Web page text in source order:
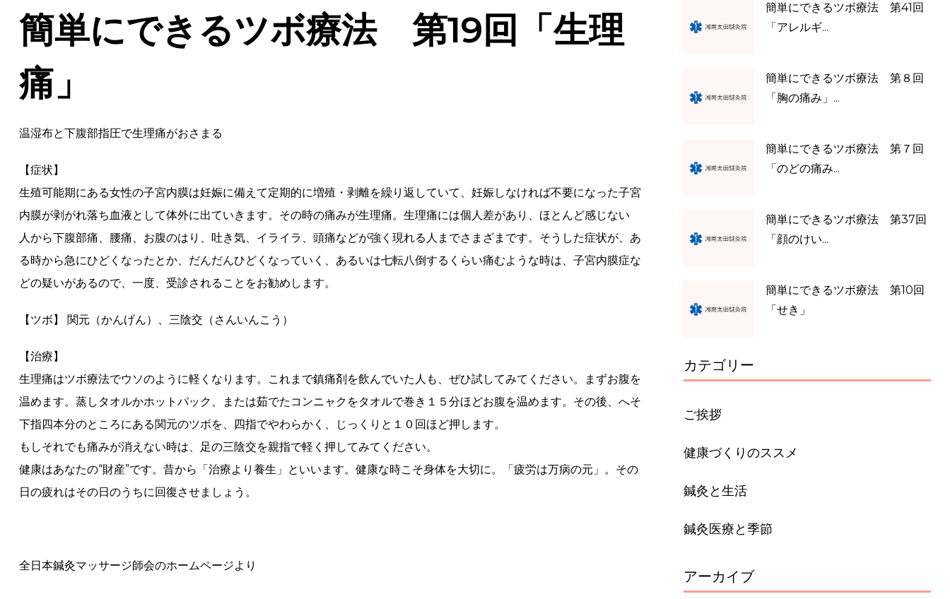
簡単にできるツボ療法 第19回「生理
痛」
温湿布と下腹部指圧で生理痛がおさまる
【症状】
生殖可能期にある女性の子宮内膜は妊娠に備えて定期的に増殖・剥離を繰り返していて、妊娠しなければ不要になった子宮
内膜が剥がれ落ち血液として体外に出ていきます。その時の痛みが生理痛。生理痛には個人差があり、ほとんど感じない
人から下腹部痛、腰痛、お腹のはり、吐き気、イライラ、頭痛などが強く現れる人までさまざまです。そうした症状が、あ
る時から急にひどくなったとか、だんだんひどくなっていく、あるいは七転八倒するくらい痛むような時は、子宮内膜症な
どの疑いがあるので、一度、受診されることをお勧めします。
【ツボ】 関元（かんげん）、三陰交（さんいんこう）
【治療】
生理痛はツボ療法でウソのように軽くなります。これまで鎮痛剤を飲んでいた人も、ぜひ試してみてください。まずお腹を
温めます。蒸しタオルかホットパック、または茹でたコンニャクをタオルで巻き１５分ほどお腹を温めます。その後、へそ
下指四本分のところにある関元のツボを、四指でやわらかく、じっくりと１０回ほど押します。
もしそれでも痛みが消えない時は、足の三陰交を親指で軽く押してみてください。
健康はあなたの“財産”です。昔から「治療より養生」といいます。健康な時こそ身体を大切に。「疲労は万病の元」。その
日の疲れはその日のうちに回復させましょう。
全日本鍼灸マッサージ師会のホームページより
簡単にできるツボ療法 第41回
「アレルギ...
簡単にできるツボ療法 第８回
「胸の痛み」...
簡単にできるツボ療法 第７回
「のどの痛み...
簡単にできるツボ療法 第37回
「顔のけい...
簡単にできるツボ療法 第10回
「せき」
カテゴリー
ご挨拶
健康づくりのススメ
鍼灸と生活
鍼灸医療と季節
アーカイブ